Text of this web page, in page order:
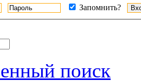
Запомнить?
поиск